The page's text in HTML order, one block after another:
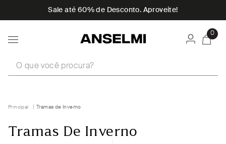
Sale até 60% de Desconto. Aproveite!
0
Tramas de Inverno
Tramas De Inverno